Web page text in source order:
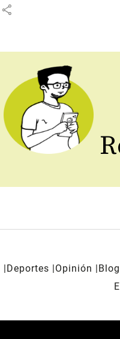
share
Deportes Opinión